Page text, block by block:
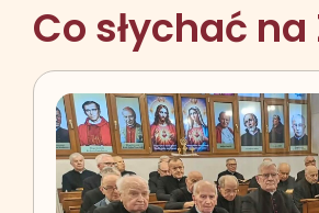
Co słychać